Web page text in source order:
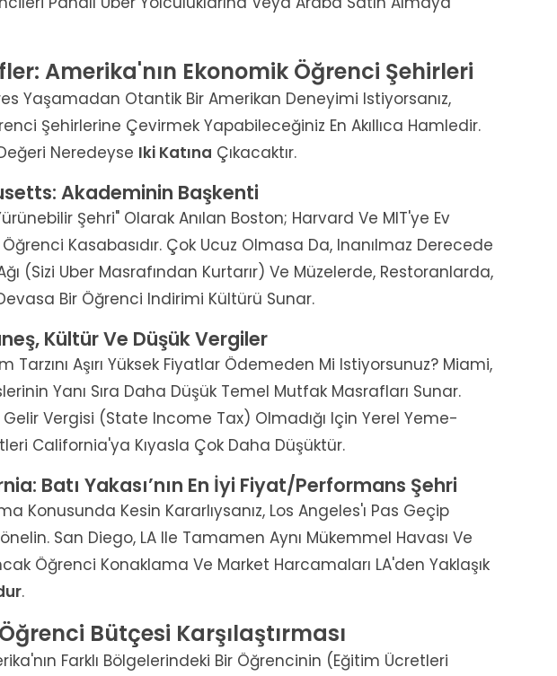
Amerika'nın Ekonomik Öğrenci Şehirleri
Yaşamadan Otantik Bir Amerikan Deneyimi Istiyorsanız,
Şehirlerine Çevirmek Yapabileceğiniz En Akıllıca Hamledir.
Neredeyse Iki Katına Çıkacaktır.
Akademinin Başkenti
Şehri" Olarak Anılan Boston; Harvard Ve MIT'ye Ev
Kasabasıdır. Çok Ucuz Olmasa Da, Inanılmaz Derecede
(sizi Uber Masrafından Kurtarır) Ve Müzelerde, Restoranlarda,
Bir Öğrenci Indirimi Kültürü Sunar.
Kültür Ve Düşük Vergiler
Tarzını Aşırı Yüksek Fiyatlar Ödemeden Mi Istiyorsunuz? Miami,
Yanı Sıra Daha Düşük Temel Mutfak Masrafları Sunar.
Vergisi (state Income Tax) Olmadığı Için Yerel Yeme-
California'ya Kıyasla Çok Daha Düşüktür.
Batı Yakası’nın En İyi Fiyat/Performans Şehri
Konusunda Kesin Kararlıysanız, Los Angeles'ı Pas Geçip
San Diego, LA Ile Tamamen Aynı Mükemmel Havası Ve
Öğrenci Konaklama Ve Market Harcamaları LA'den Yaklaşık
.
Bütçesi Karşılaştırması
Farklı Bölgelerindeki Bir Öğrencinin (eğitim Ücretleri